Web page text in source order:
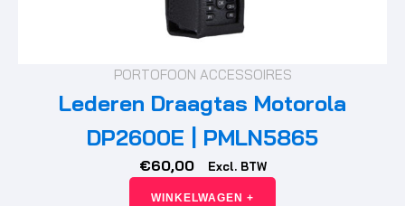
PORTOFOON ACCESSOIRES
Lederen Draagtas Motorola
DP2600E | PMLN5865
€60,00 Excl. BTW
WINKELWAGEN +